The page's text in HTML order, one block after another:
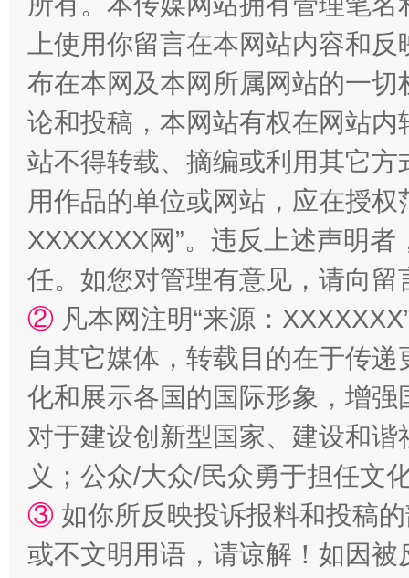
国家大学科技园优化重塑工作
扯下公款旅游的“隐身衣” 如何以
上使用你留言在本网站内容和
布在本网及本网所属网站的一
论和投稿，本网站有权在网站
站不得转载、摘编或利用其它
用作品的单位或网站，应在授
XXXXXXX网”。违反上述声明
任。如您对管理有意见，请向
② 凡本网注明“来源：
自其它媒体，转载目的在于传
化和展示各国的国际形象，增
对于建设创新型国家、建设和
义；公众/大众/民众勇于担任文
③ 如你所反映投诉报料和投稿
或不文明用语，请谅解！如因